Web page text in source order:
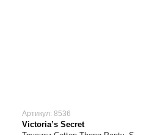
Артикул: 8536
Victoria’s Secret